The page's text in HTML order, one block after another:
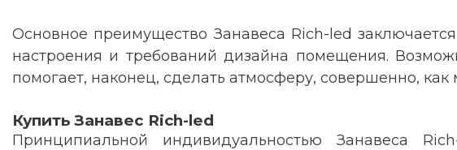
Основное преимущество Занавеса Rich-led
настроения и требований дизайна помещения.
помогает, наконец, сделать атмосферу, совершенно,
Купить Занавес Rich-led
Принципиальной индивидуальностью Занавеса